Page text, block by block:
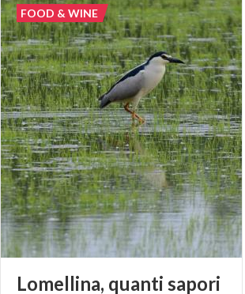
Lomellina, quanti sapori
FOOD & WINE